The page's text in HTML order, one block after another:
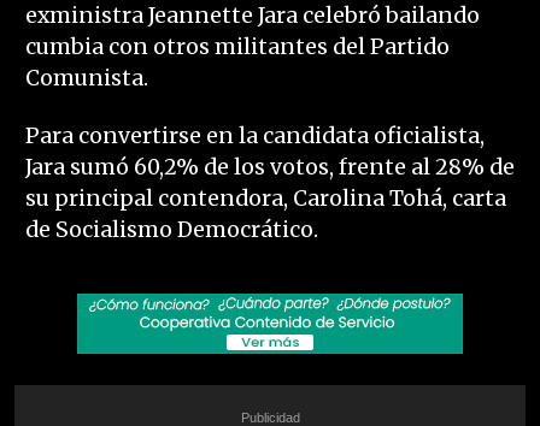
exministra Jeannette Jara celebró bailando
cumbia con otros militantes del Partido
Comunista.
Para convertirse en la candidata oficialista,
Jara sumó 60,2% de los votos, frente al 28% de
su principal contendora, Carolina Tohá, carta
de Socialismo Democrático.